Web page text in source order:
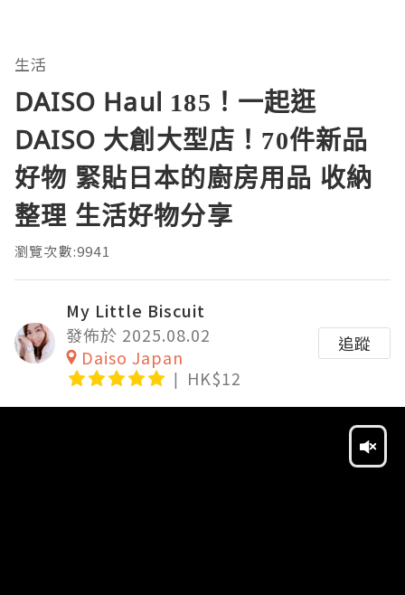
生活
DAISO Haul 185！一起逛
DAISO 大創大型店！70件新品
好物 緊貼日本的廚房用品 收納
整理 生活好物分享
瀏覽次數:9941
My Little Biscuit
發佈於 2025.08.02
Daiso Japan
HK$12
追蹤